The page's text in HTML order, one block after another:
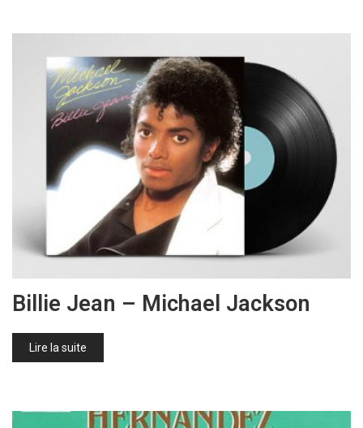
Billie Jean – Michael Jackson
Lire la suite